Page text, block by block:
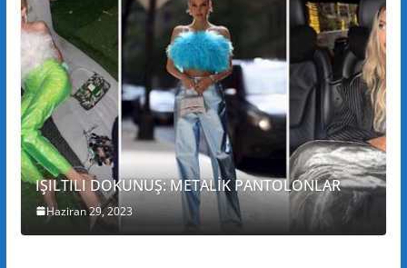
IŞILTILI DOKUNUŞ: METALİK PANTOLONLAR
Haziran 29, 2023